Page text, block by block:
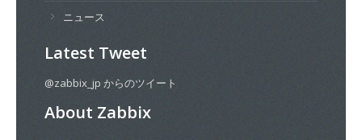
ニュース
Latest Tweet
@zabbix_jp からのツイート
About Zabbix